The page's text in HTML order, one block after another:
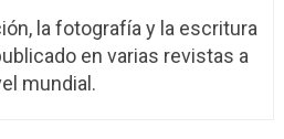
la fotografía y la escritura
en varias revistas a
mundial.